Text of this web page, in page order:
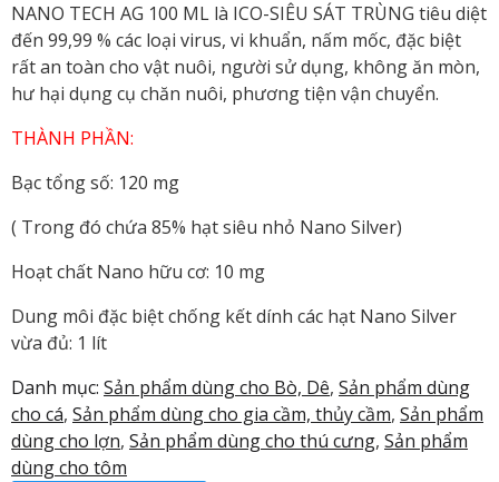
NANO TECH AG 100 ML là ICO-SIÊU SÁT TRÙNG tiêu diệt
đến 99,99 % các loại virus, vi khuẩn, nấm mốc, đặc biệt
rất an toàn cho vật nuôi, người sử dụng, không ăn mòn,
hư hại dụng cụ chăn nuôi, phương tiện vận chuyển.
THÀNH PHẦN:
Bạc tổng số: 120 mg
( Trong đó chứa 85% hạt siêu nhỏ Nano Silver)
Hoạt chất Nano hữu cơ: 10 mg
Dung môi đặc biệt chống kết dính các hạt Nano Silver
vừa đủ: 1 lít
Danh mục: Sản phẩm dùng cho Bò, Dê, Sản phẩm dùng
cho cá, Sản phẩm dùng cho gia cầm, thủy cầm, Sản phẩm
dùng cho lợn, Sản phẩm dùng cho thú cưng, Sản phẩm
dùng cho tôm